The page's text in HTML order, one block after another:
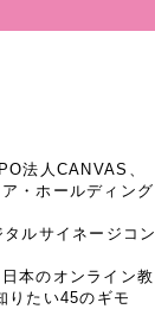
法人CANVAS、
・ホールディング
ルサイネージコン
本のオンライン教
りたい45のギモ